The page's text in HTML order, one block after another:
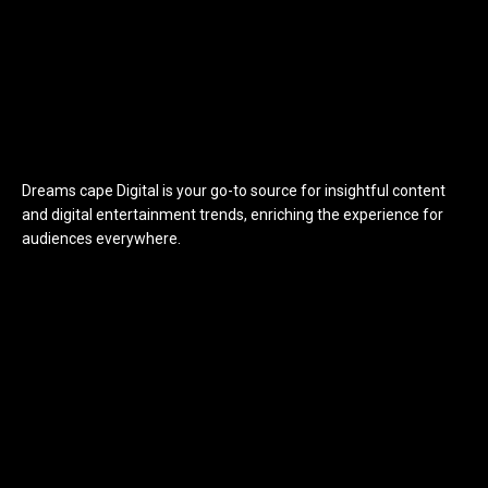
Dreams cape Digital is your go-to source for insightful content
and digital entertainment trends, enriching the experience for
audiences everywhere.